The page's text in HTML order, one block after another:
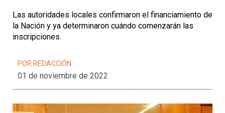
Las autoridades locales confirmaron el financiamiento de
la Nación y ya determinaron cuándo comenzarán las
inscripciones.
POR REDACCIÓN
01 de noviembre de 2022